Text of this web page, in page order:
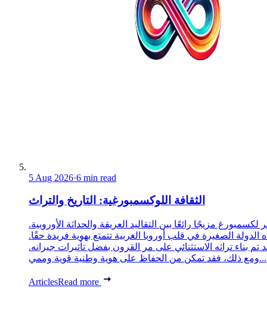
5 Aug 2026·6 min read
الثقافة اللوكسمبورغية: التاريخ والتراث
لكسمبورغ مزيجًا رائعًا بين التقاليد العريقة والحداثة الأوروبية.
الدولة الصغيرة في قلب أوروبا الغربية تتمتع بهوية فريدة حقًا.
تم بناء تراثه الاستثنائي على مر القرون بفضل تأثيرات جيرانه.
ومع ذلك، فقد تمكن من الحفاظ على هوية وطنية قوية وممي...
ArticlesRead more